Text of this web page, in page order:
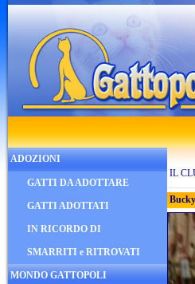
ADOZIONI
GATTI DA ADOTTARE
GATTI ADOTTATI
IN RICORDO DI
SMARRITI e RITROVATI
MONDO GATTOPOLI
IL